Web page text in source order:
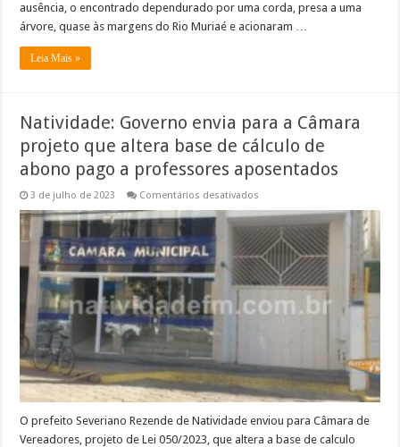
ausência, o encontrado dependurado por uma corda, presa a uma
árvore, quase às margens do Rio Muriaé e acionaram …
Leia Mais »
Natividade: Governo envia para a Câmara
projeto que altera base de cálculo de
abono pago a professores aposentados
3 de julho de 2023 Comentários desativados
Governo
envia
para
a
Câmara
projeto
que
altera
base
pago
a
professores
aposentados
O prefeito Severiano Rezende de Natividade enviou para Câmara de
Vereadores, projeto de Lei 050/2023, que altera a base de calculo